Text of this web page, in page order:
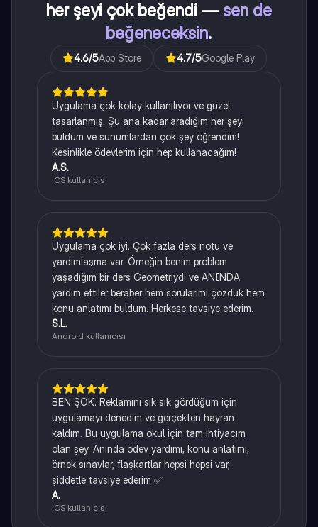
her şeyi çok beğendi — sen de
beğeneceksin.
4.6/5App Store 4.7/5Google Play
Uygulama çok kolay kullanılıyor ve güzel
tasarlanmış. Şu ana kadar aradığım her şeyi
buldum ve sunumlardan çok şey öğrendim!
Kesinlikle ödevlerim için hep kullanacağım!
A.S.
iOS kullanıcısı
Uygulama çok iyi. Çok fazla ders notu ve
yardımlaşma var. Örneğin benim problem
yaşadığım bir ders Geometriydi ve ANINDA
yardım ettiler beraber hem sorularımı çözdük hem
konu anlatımı buldum. Herkese tavsiye ederim.
S.L.
Android kullanıcısı
BEN ŞOK. Reklamını sık sık gördüğüm için
uygulamayı denedim ve gerçekten hayran
kaldım. Bu uygulama okul için tam ihtiyacım
olan şey. Anında ödev yardımı, konu anlatımı,
örnek sınavlar, flaşkartlar hepsi hepsi var,
şiddetle tavsiye ederim ✅
A.
iOS kullanıcısı